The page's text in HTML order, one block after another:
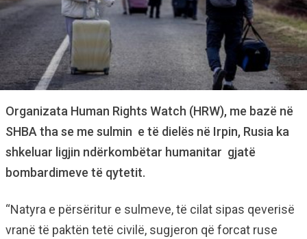
Organizata Human Rights Watch (HRW), me bazë në
SHBA tha se me sulmin e të dielës në Irpin, Rusia ka
shkeluar ligjin ndërkombëtar humanitar gjatë
bombardimeve të qytetit.
“Natyra e përsëritur e sulmeve, të cilat sipas qeverisë
vranë të paktën tetë civilë, sugjeron që forcat ruse